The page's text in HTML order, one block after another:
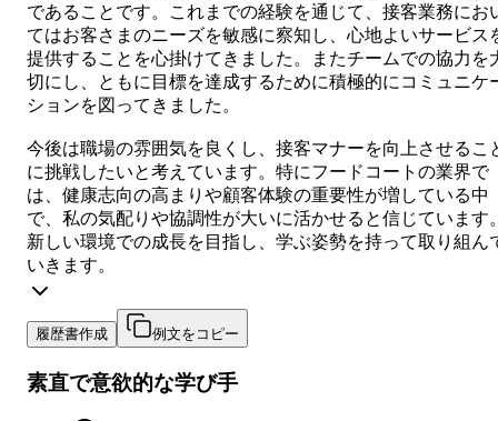
であることです。これまでの経験を通じて、接客業務にお
てはお客さまのニーズを敏感に察知し、心地よいサービス
提供することを心掛けてきました。またチームでの協力を
切にし、ともに目標を達成するために積極的にコミュニケ
ションを図ってきました。
今後は職場の雰囲気を良くし、接客マナーを向上させるこ
に挑戦したいと考えています。特にフードコートの業界で
は、健康志向の高まりや顧客体験の重要性が増している中
で、私の気配りや協調性が大いに活かせると信じています
新しい環境での成長を目指し、学ぶ姿勢を持って取り組ん
いきます。
履歴書作成 例文をコピー
素直で意欲的な学び手